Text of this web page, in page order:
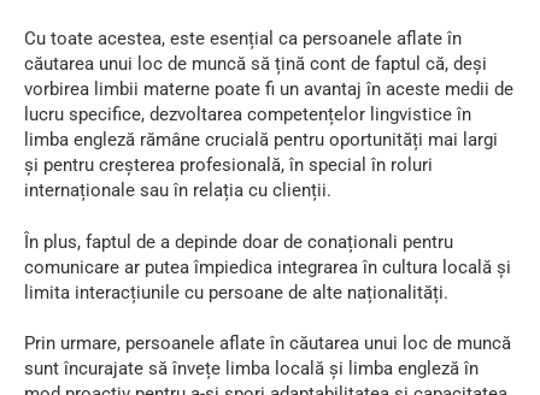
Cu toate acestea, este esențial ca persoanele aflate în
căutarea unui loc de muncă să țină cont de faptul că, deși
vorbirea limbii materne poate fi un avantaj în aceste medii de
lucru specifice, dezvoltarea competențelor lingvistice în
limba engleză rămâne crucială pentru oportunități mai largi
și pentru creșterea profesională, în special în roluri
internaționale sau în relația cu clienții.
În plus, faptul de a depinde doar de conaționali pentru
comunicare ar putea împiedica integrarea în cultura locală și
limita interacțiunile cu persoane de alte naționalități.
Prin urmare, persoanele aflate în căutarea unui loc de muncă
sunt încurajate să învețe limba locală și limba engleză în